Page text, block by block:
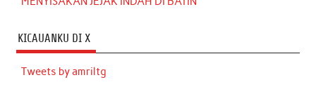
KICAUANKU DI X
Tweets by amriltg